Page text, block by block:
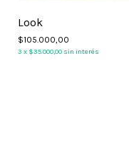
Look
$105.000,00
3 x $35.000,00 sin interés